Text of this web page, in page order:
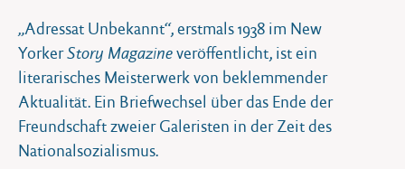
„Adressat Unbekannt“, erstmals 1938 im New
YorkerStory Magazineveröffentlicht, ist ein
literarisches Meisterwerk von beklemmender
Aktualität. Ein Briefwechsel über das Ende der
Freundschaft zweier Galeristen in der Zeit des
Nationalsozialismus.